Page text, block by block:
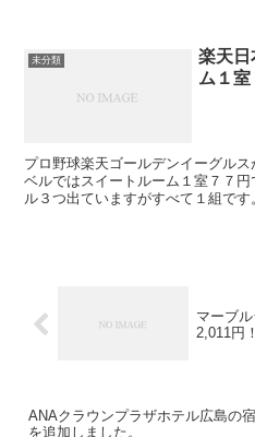
未分類
楽天
ム１室
プロ野球楽天ゴールデンイーグル
ベルではスイートルーム１室７７
ル３つ出ていますがすべて１組で
マーブ
2,011円！
ANAクラウンプラザホテル広島の
を追加しました。